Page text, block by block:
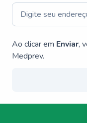
Ao clicar em Enviar,
Medprev.